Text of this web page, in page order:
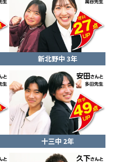
新北野中 3年
十三中 2年